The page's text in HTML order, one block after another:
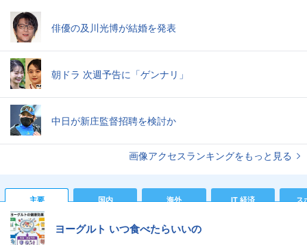
俳優の及川光博が結婚を発表
朝ドラ 次週予告に「ゲンナリ」
中日が新庄監督招聘を検討か
画像アクセスランキングをもっと見る
主要 国内 海外 IT 経済 ス
ヨーグルト いつ食べたらいいの